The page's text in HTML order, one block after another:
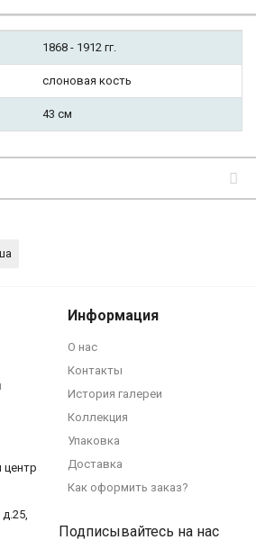
1868 - 1912 гг.
слоновая кость
43 см
центр
Информация
О нас
Контакты
История галереи
Коллекция
Упаковка
Доставка
Как оформить заказ?
Подписывайтесь на нас